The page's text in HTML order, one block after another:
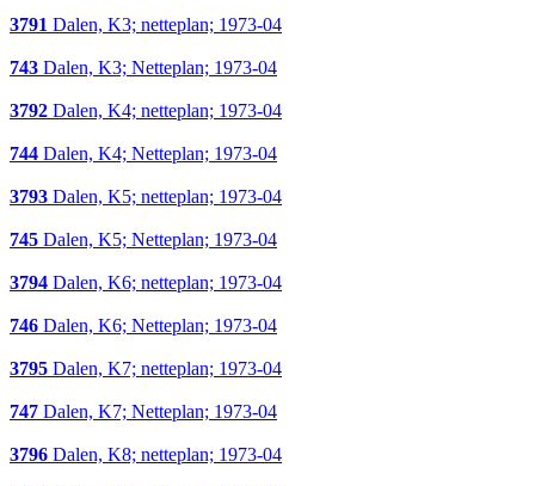
3791 Dalen, K3; netteplan; 1973-04
743 Dalen, K3; Netteplan; 1973-04
3792 Dalen, K4; netteplan; 1973-04
744 Dalen, K4; Netteplan; 1973-04
3793 Dalen, K5; netteplan; 1973-04
745 Dalen, K5; Netteplan; 1973-04
3794 Dalen, K6; netteplan; 1973-04
746 Dalen, K6; Netteplan; 1973-04
3795 Dalen, K7; netteplan; 1973-04
747 Dalen, K7; Netteplan; 1973-04
3796 Dalen, K8; netteplan; 1973-04